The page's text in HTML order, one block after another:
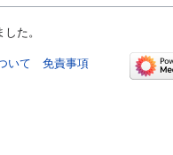
た。
いて 免責事項